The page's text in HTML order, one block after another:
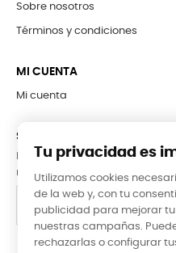
Sobre nosotros
Términos y condiciones
MI CUENTA
Mi cuenta
SUBCRÍBETE A LA NEWSLETTER
Puede darse de baja en
nuestra información de
Tu privacidad es
Utilizamos cookies
de la web y, con tu
publicidad para mejorar
nuestras campañas.
rechazarlas o configurar